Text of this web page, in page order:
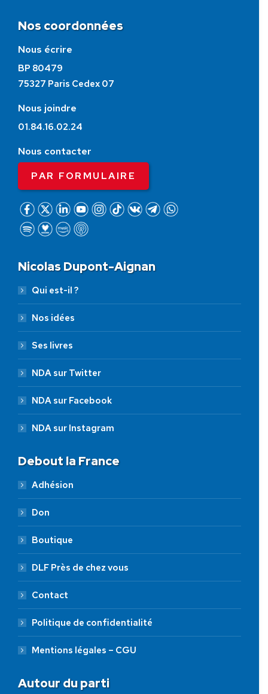
Nos coordonnées
Nous écrire
BP 80479
75327 Paris Cedex 07
Nous joindre
01.84.16.02.24
Nous contacter
PAR FORMULAIRE
Nicolas Dupont-Aignan
Qui est-il ?
Nos idées
Ses livres
NDA sur Twitter
NDA sur Facebook
NDA sur Instagram
Debout la France
Adhésion
Don
Boutique
DLF Près de chez vous
Contact
Politique de confidentialité
Mentions légales – CGU
Autour du parti